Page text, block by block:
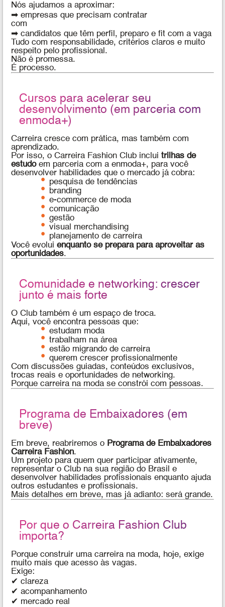
Nós ajudamos a aproximar:
➡ empresas que precisam contratar
com
➡ candidatos que têm perfil, preparo e fit com a vaga
Tudo com responsabilidade, critérios claros e muito
respeito pelo profissional.
Não é promessa.
É processo.
Cursos para acelerar seu
desenvolvimento (em parceria com
enmoda+)
Carreira cresce com prática, mas também com
aprendizado.
Por isso, o Carreira Fashion Club incluitrilhas de
estudoem parceria com a enmoda+, para você
desenvolver habilidades que o mercado já cobra:
pesquisa de tendências
branding
e-commerce de moda
comunicação
gestão
visual merchandising
planejamento de carreira
Você evoluienquanto se prepara para aproveitar as
oportunidades.
Comunidade e networking: crescer
junto é mais forte
O Club também é um espaço de troca.
Aqui, você encontra pessoas que:
estudam moda
trabalham na área
estão migrando de carreira
querem crescer profissionalmente
Com discussões guiadas, conteúdos exclusivos,
trocas reais e oportunidades de networking.
Porque carreira na moda se constrói com pessoas.
Programa de Embaixadores (em
breve)
Em breve, reabriremos o Programa de Embaixadores
Carreira Fashion.
Um projeto para quem quer participar ativamente,
representar o Club na sua região do Brasil e
desenvolver habilidades profissionais enquanto ajuda
outros estudantes e profissionais.
Mais detalhes em breve, mas já adianto: será grande.
Por que o Carreira Fashion Club
importa?
Porque construir uma carreira na moda, hoje, exige
muito mais que acesso às vagas.
Exige:
✔ clareza
✔ acompanhamento
✔ mercado real